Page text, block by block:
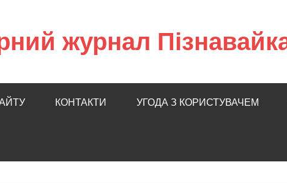
журнал
КОНТАКТИ УГОДА З КОРИСТУВАЧЕМ